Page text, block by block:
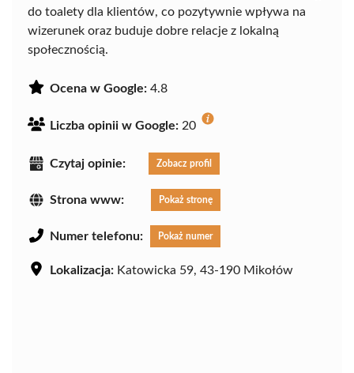
do toalety dla klientów, co pozytywnie wpływa na
wizerunek oraz buduje dobre relacje z lokalną
społecznością.
Ocena w Google: 4.8
Liczba opinii w Google: 20
Czytaj opinie: Zobacz profil
Strona www: Pokaż stronę
Numer telefonu: Pokaż numer
Lokalizacja: Katowicka 59, 43-190 Mikołów